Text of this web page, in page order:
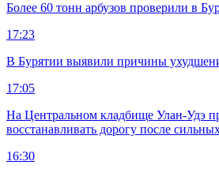
Более 60 тонн арбузов проверили в
17:23
В Бурятии выявили причины
17:05
На Центральном кладбище Улан-Удэ
восстанавливать дорогу после
16:30